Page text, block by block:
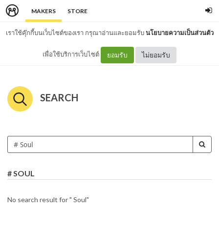
MAKERS STORE
เราใช้คุ๊กกี้บนเว็บไซต์ของเรา กรุณาอ่านและยอมรับนโยบายความเป็นส่วนตัว
เพื่อใช้บริการเว็บไซต์ ยอมรับ ไม่ยอมรับ
SEARCH
# SOUL
No search result for " Soul"